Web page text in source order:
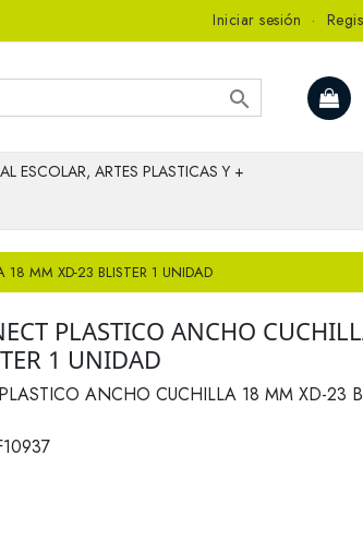
Iniciar sesión ·

ESCOLAR, ARTES PLASTICAS Y +
MM XD-23 BLISTER 1 UNIDAD
PLASTICO ANCHO
1 UNIDAD
ANCHO CUCHILLA 18 MM XD-23